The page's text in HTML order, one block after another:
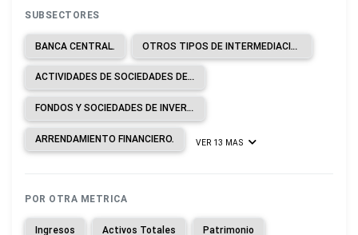
SUBSECTORES
BANCA CENTRAL. OTROS TIPOS DE INTERMEDIACIÓN MONETARIA.
ACTIVIDADES DE SOCIEDADES DE CARTERA.
FONDOS Y SOCIEDADES DE INVERSIÓN Y ENTIDADES FINANCIERAS SIMILARES.
ARRENDAMIENTO FINANCIERO. VER 13 MAS
POR OTRA METRICA
Ingresos Activos Totales Patrimonio